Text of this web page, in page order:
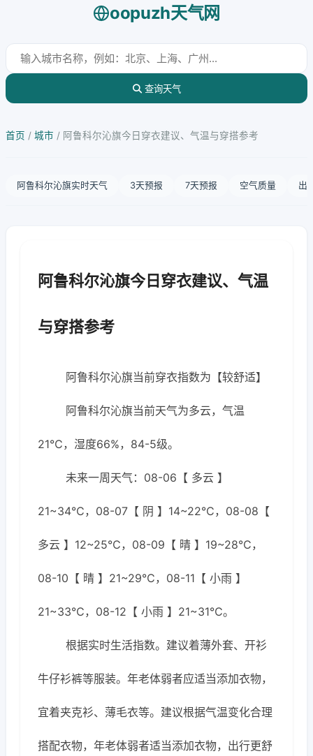
oopuzh天气网
查询天气
首页 / 城市 / 阿鲁科尔沁旗今日穿衣建议、气温与穿搭参考
阿鲁科尔沁旗实时天气 3天预报 7天预报 空气质量 出
阿鲁科尔沁旗今日穿衣建议、气温
与穿搭参考
阿鲁科尔沁旗当前穿衣指数为【较舒适】
阿鲁科尔沁旗当前天气为多云，气温
21℃，湿度66%，84-5级。
未来一周天气：08-06【 多云 】
21~34℃，08-07【 阴 】14~22℃，08-08【
多云 】12~25℃，08-09【 晴 】19~28℃，
08-10【 晴 】21~29℃，08-11【 小雨 】
21~33℃，08-12【 小雨 】21~31℃。
根据实时生活指数。建议着薄外套、开衫
牛仔衫裤等服装。年老体弱者应适当添加衣物，
宜着夹克衫、薄毛衣等。建议根据气温变化合理
搭配衣物，年老体弱者适当添加衣物，出行更舒